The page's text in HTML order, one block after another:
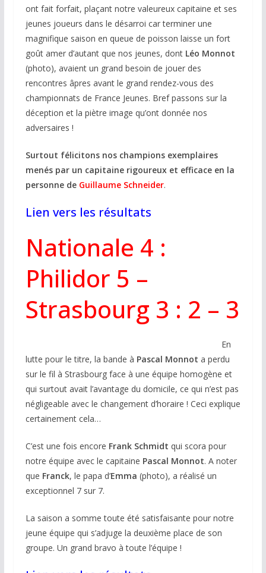
ont fait forfait, plaçant notre valeureux capitaine et ses
jeunes joueurs dans le désarroi car terminer une
magnifique saison en queue de poisson laisse un fort
goût amer d’autant que nos jeunes, dont Léo Monnot
(photo), avaient un grand besoin de jouer des
rencontres âpres avant le grand rendez-vous des
championnats de France Jeunes. Bref passons sur la
déception et la piètre image qu’ont donnée nos
adversaires !
Surtout félicitons nos champions exemplaires
menés par un capitaine rigoureux et efficace en la
personne de Guillaume Schneider.
Lien vers les résultats
Nationale 4 :
Philidor 5 –
Strasbourg 3 : 2 – 3
En
lutte pour le titre, la bande à Pascal Monnot a perdu
sur le fil à Strasbourg face à une équipe homogène et
qui surtout avait l’avantage du domicile, ce qui n’est pas
négligeable avec le changement d’horaire ! Ceci explique
certainement cela…
C’est une fois encore Frank Schmidt qui scora pour
notre équipe avec le capitaine Pascal Monnot. A noter
que Franck, le papa d’Emma (photo), a réalisé un
exceptionnel 7 sur 7.
La saison a somme toute été satisfaisante pour notre
jeune équipe qui s’adjuge la deuxième place de son
groupe. Un grand bravo à toute l’équipe !